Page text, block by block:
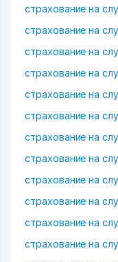
страхование на
страхование на
страхование на
страхование на
страхование на
страхование на
страхование на
страхование на
страхование на
страхование на
страхование на
страхование на